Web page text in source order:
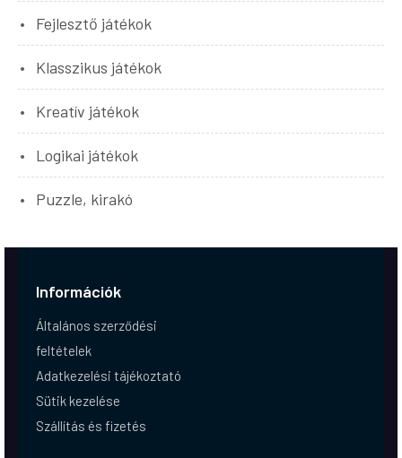
Fejlesztő játékok
Klasszikus játékok
Kreatív játékok
Logikai játékok
Puzzle, kirakó
Információk
Általános szerződési
feltételek
Adatkezelési tájékoztató
Sütik kezelése
Szállítás és fizetés